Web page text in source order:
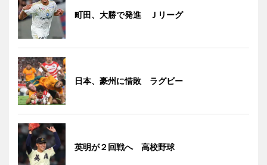
町田、大勝で発進 Ｊリーグ
日本、豪州に惜敗 ラグビー
英明が２回戦へ 高校野球